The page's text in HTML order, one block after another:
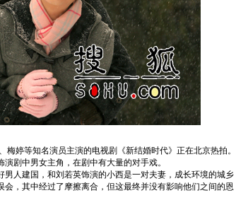
、梅婷等知名演员主演的电视剧《新结婚时代》正在北京热拍。
剧中男女主角，在剧中有大量的对手戏。
人建国，和刘若英饰演的小西是一对夫妻，成长环境的城乡
，其中经过了摩擦离合，但这最终并没有影响他们之间的恩